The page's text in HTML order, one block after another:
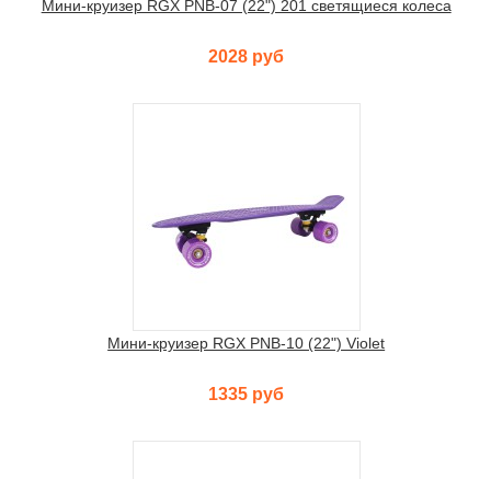
Мини-круизер RGX PNB-07 (22") 201 светящиеся колеса
2028 руб
Мини-круизер RGX PNB-10 (22") Violet
1335 руб